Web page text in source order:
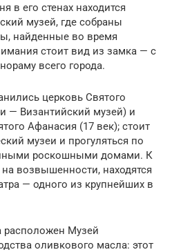
в его стенах находится
музей, где собраны
найденные во время
стоит вид из замка — с
всего города.
церковь Святого
— Византийский музей) и
Афанасия (17 век); стоит
музеи и прогуляться по
роскошными домами. К
на возвышенности, находятся
— одного из крупнейших в
расположен Музей
оливкового масла: этот